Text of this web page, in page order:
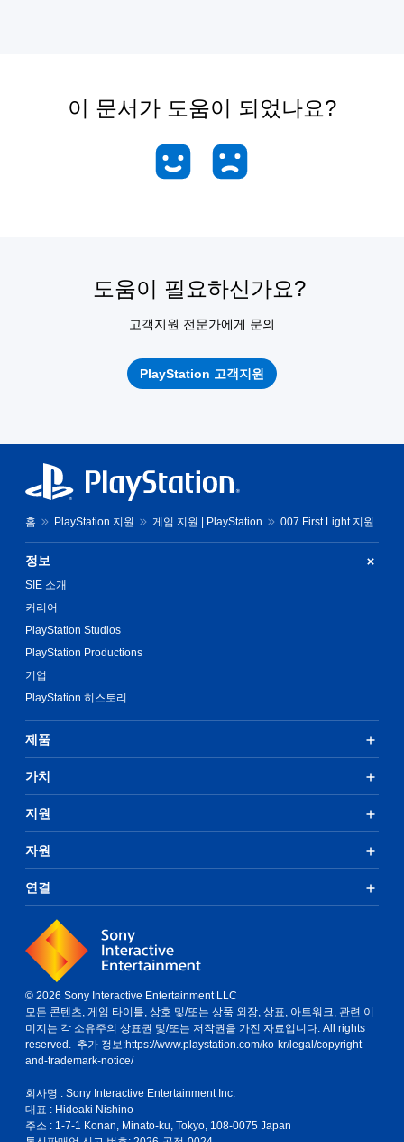
이 문서가 도움이 되었나요?
도움이 필요하신가요?
고객지원 전문가에게 문의
PlayStation 고객지원
홈 PlayStation 지원 게임 지원 | PlayStation 007 First Light 지원
정보
SIE 소개
커리어
PlayStation Studios
PlayStation Productions
기업
PlayStation 히스토리
제품
가치
지원
자원
연결
© 2026 Sony Interactive Entertainment LLC
모든 콘텐츠, 게임 타이틀, 상호 및/또는 상품 외장, 상표, 아트워크, 관련 이
미지는 각 소유주의 상표권 및/또는 저작권을 가진 자료입니다. All rights
reserved. 추가 정보:https://www.playstation.com/ko-kr/legal/copyright-
and-trademark-notice/
회사명 : Sony Interactive Entertainment Inc.
대표 : Hideaki Nishino
주소 : 1-7-1 Konan, Minato-ku, Tokyo, 108-0075 Japan